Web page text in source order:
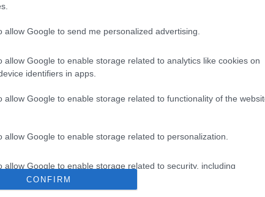
allow Google to send me personalized advertising.
allow Google to enable storage related to analytics like cookies on
identifiers in apps.
allow Google to enable storage related to functionality of the
allow Google to enable storage related to personalization.
allow Google to enable storage related to security, including
functionality and fraud prevention, and other user protection.
CONFIRM
#GEORGE HARRISON #RINGO STARR #SZÜLETÉSNAP